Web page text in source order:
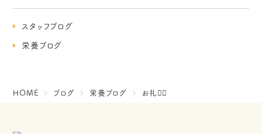
スタッフブログ
栄養ブログ
HOME ブログ 栄養ブログ お礼🙇‍♀️